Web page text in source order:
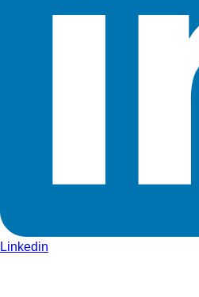
Linkedin